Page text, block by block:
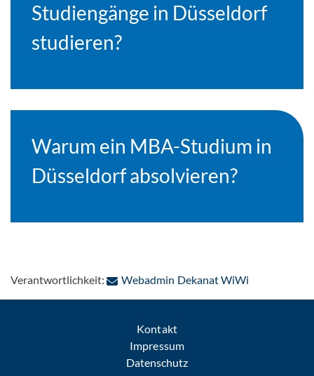
Studiengänge in Düsseldorf
studieren?
Warum ein MBA-Studium in
Düsseldorf absolvieren?
Verantwortlichkeit: Webadmin Dekanat WiWi: Per E-Mail
Kontakt
Impressum
Datenschutz